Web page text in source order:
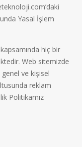
Yasal İşlem
hiç bir
Web sitemizde
ve kişisel
reklam
Politikamız